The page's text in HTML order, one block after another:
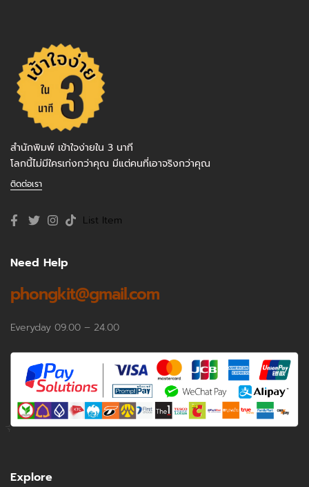
สำนักพิมพ์ เข้าใจง่ายใน 3 นาที
โลกนี้ไม่มีใครเก่งกว่าคุณ มีแต่คนที่เอาจริงกว่าคุณ
ติดต่อเรา
List Item
Need Help
phongkit@gmail.com
Everyday 09.00 – 24.00
Explore